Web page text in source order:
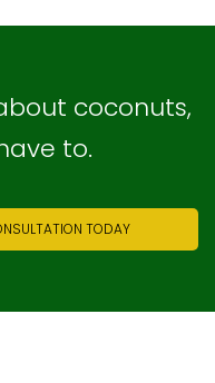
coconuts,
to.
TODAY